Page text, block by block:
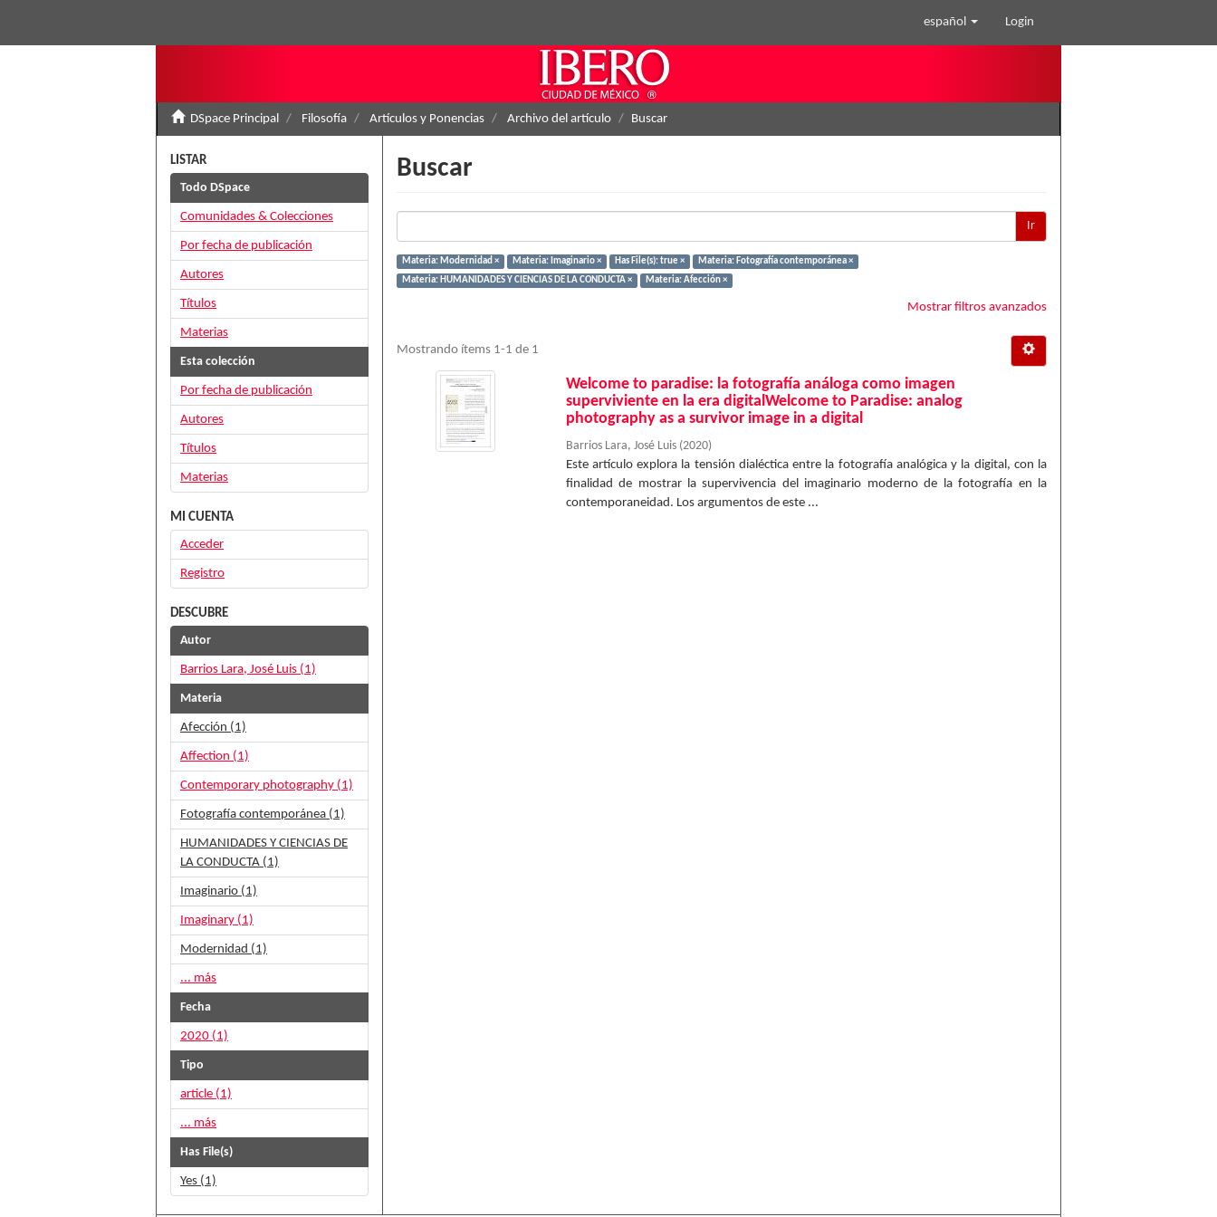
español Login
DSpace Principal Filosofía Artículos y Ponencias Archivo del artículo Buscar
Buscar
Ir
Materia: Modernidad × Materia: Imaginario × Has File(s): true ×
Materia: Fotografía contemporánea ×
Materia: HUMANIDADES Y CIENCIAS DE LA CONDUCTA ×
Materia: Afección ×
Mostrar filtros avanzados
Mostrando ítems 1-1 de 1
Welcome to paradise: la fotografía análoga como imagen
superviviente en la era digitalWelcome to Paradise: analog
photography as a survivor image in a digital
Barrios Lara, José Luis (2020)
Este artículo explora la tensión dialéctica entre la fotografía analógica y la digital, con la
finalidad de mostrar la supervivencia del imaginario moderno de la fotografía en la
contemporaneidad. Los argumentos de este ...
LISTAR
Todo DSpace
Comunidades & Colecciones
Por fecha de publicación
Autores
Títulos
Materias
Esta colección
Por fecha de publicación
Autores
Títulos
Materias
MI CUENTA
Acceder
Registro
DESCUBRE
Autor
Barrios Lara, José Luis (1)
Materia
Afección (1)
Affection (1)
Contemporary photography (1)
Fotografía contemporánea (1)
HUMANIDADES Y CIENCIAS DE
LA CONDUCTA (1)
Imaginario (1)
Imaginary (1)
Modernidad (1)
... más
Fecha
2020 (1)
Tipo
article (1)
... más
Has File(s)
Yes (1)